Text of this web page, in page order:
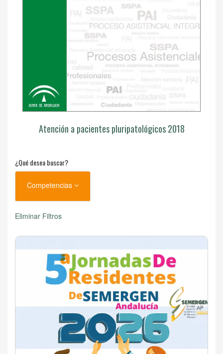
Atención a pacientes pluripatológicos 2018
¿Qué desea buscar?
Competencias
Eliminar Filtros